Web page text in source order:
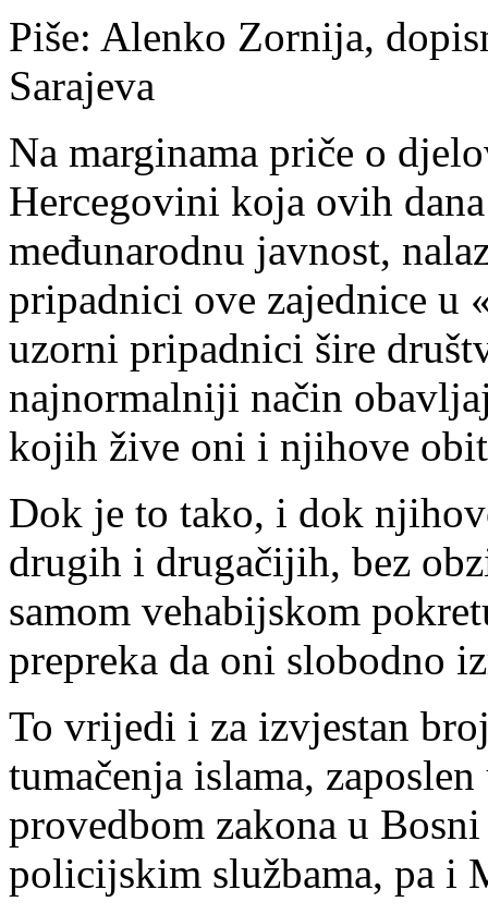
Piše: Alenko Zornija,
Sarajeva
Na marginama priče o
Hercegovini koja ovih
međunarodnu javnost,
pripadnici ove zajednice u
uzorni pripadnici šire
najnormalniji način
kojih žive oni i njihove
Dok je to tako, i dok
drugih i drugačijih, bez
samom vehabijskom
prepreka da oni slobodno
To vrijedi i za izvjestan
tumačenja islama,
provedbom zakona u
policijskim službama, pa i